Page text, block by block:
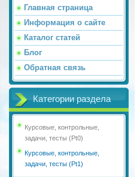
Главная страница
Информация о сайте
Каталог статей
Блог
Обратная связь
Категории раздела
Курсовые, контрольные,
задачи, тесты (Pt0)
Курсовые, контрольные,
задачи, тесты (Pt1)